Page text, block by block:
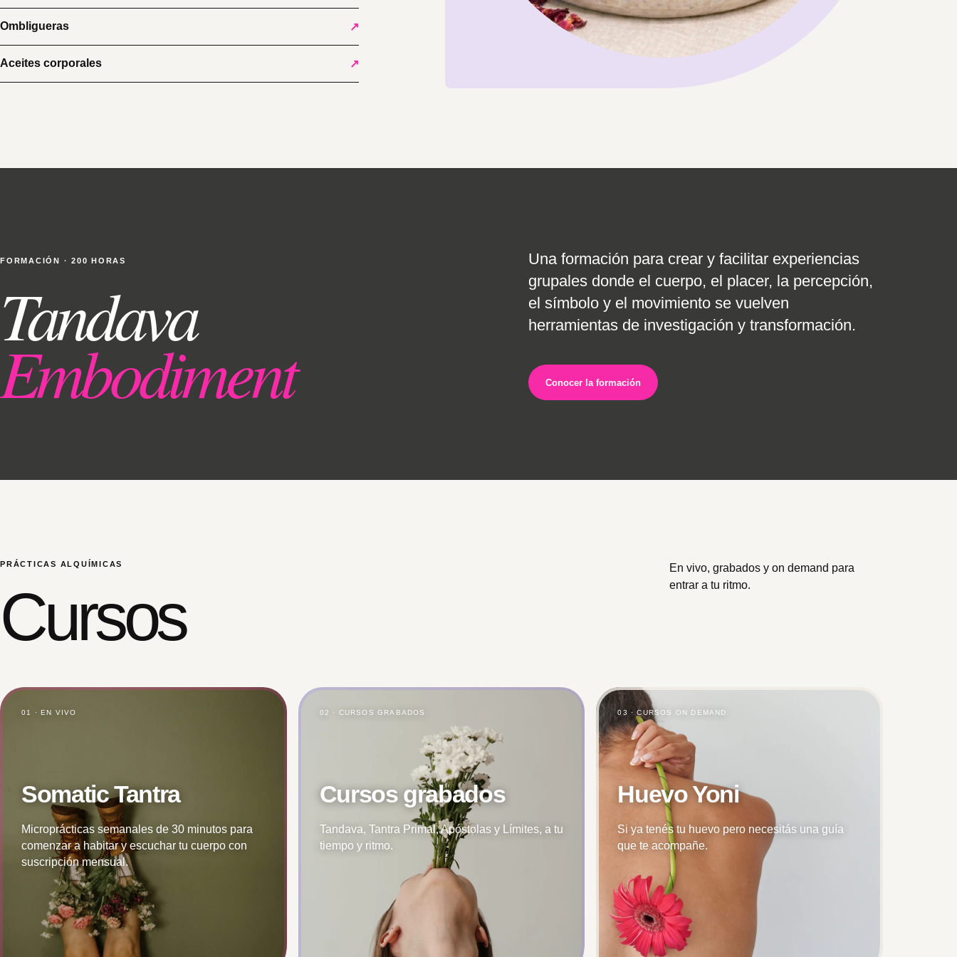
Ombligueras ↗
Aceites corporales ↗
FORMACIÓN · 200 HORAS
Tandava
Embodiment
Una formación para crear y facilitar experiencias
grupales donde el cuerpo, el placer, la percepción,
el símbolo y el movimiento se vuelven
herramientas de investigación y transformación.
Conocer la formación
PRÁCTICAS ALQUÍMICAS
Cursos
En vivo, grabados y on demand para
entrar a tu ritmo.
01 · EN VIVO
Somatic Tantra
Microprácticas semanales de 30 minutos para
comenzar a habitar y escuchar tu cuerpo con
suscripción mensual.
02 · CURSOS GRABADOS
Cursos grabados
Tandava, Tantra Primal, Apóstolas y Límites, a tu
tiempo y ritmo.
03 · CURSOS ON DEMAND
Huevo Yoni
Si ya tenés tu huevo pero necesitás una guía
que te acompañe.